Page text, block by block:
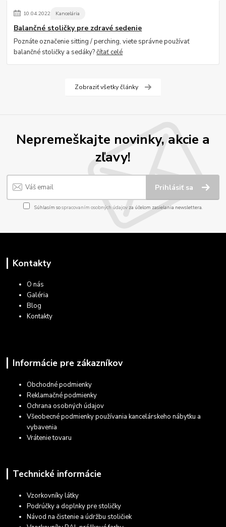
10.04.2022 Kancelária
Balančné stoličky pre zdravé sedenie
Poznáte označenie sitting / perching, viete správne používať
balančné stoličky a sedáky?čítať celé
Zobraziť všetky články
Nepremeškajte novinky, akcie a
zľavy!
Prihlásiť sa
Súhlasím sospracovaním osobných údajov za účelom zasielania newslettera.
Kontakty
O nás
Galéria
Blog
Kontakty
Informácie pre zákazníkov
Obchodné podmienky
Reklamačné podmienky
Ochrana osobných údajov
Všeobecné podmienky používania kancelárskeho nábytku a
vybavenia
Vrátenie tovaru
Technické informácie
Vzorkovníky látky
Podrúčky a doplnky pre stoličky
Návod na čistenie a údržbu stoličiek